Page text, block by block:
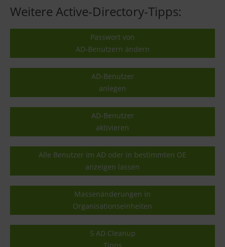
Weitere Active-Directory-Tipps:
Passwort von
AD-Benutzern ändern
AD-Benutzer
anlegen
AD-Benutzer
aktivieren
Alle Benutzer im AD oder in bestimmten OE
anzeigen lassen
Massenänderungen in
Organisationseinheiten
5 AD Cleanup